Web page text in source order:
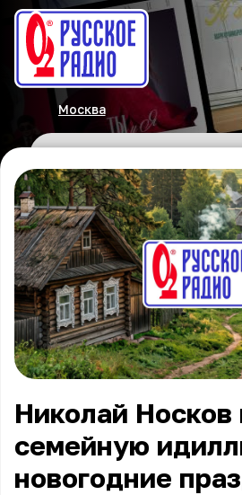
Москва
Николай Носков
семейную
новогодние